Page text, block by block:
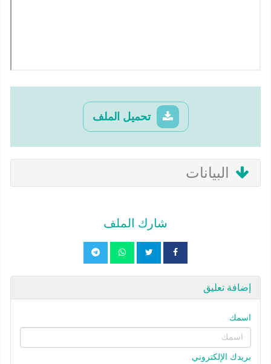
تحميل الملف
البيانات
شارك الملف
إضافة تعليق
اسمك
بريدك الإلكتروني